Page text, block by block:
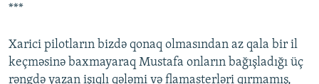
***
Xarici pilotların bizdə qonaq olmasından az qala bir il
keçməsinə baxmayaraq Mustafa onların bağışladığı üç
rəngdə yazan işıqlı qələmi və flamasterləri qırmamış,